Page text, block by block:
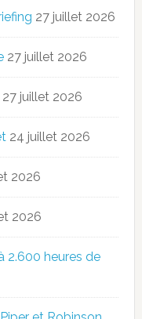
27 juillet 2026
27 juillet 2026
27 juillet 2026
24 juillet 2026
2026
2026
2.600 heures de